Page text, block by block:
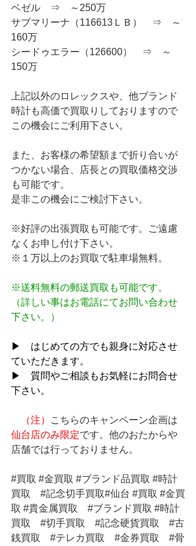
ベゼル　⇒　～250万
サブマリーナ（116613ＬＢ）　⇒　～
160万
シードゥエラー（126600）　⇒　～
150万
上記以外のロレックスや、他ブランド
時計も高価で買取りしておりますので
この機会にご利用下さい。
また、お客様の希望額まで折り合いが
つかない場合、店長との買取価格交渉
も可能です。
是非この機会にご検討下さい。
※好評の出張買取も可能です。ご遠慮
なくお申し付け下さい。
※１万以上のお買取で駐車場無料。
※送料無料の郵送買取も可能です。
（詳しい事はお電話にてお問い合わせ
下さい。）
▶　はじめての方でも親身に対応させ
ていただきます。
▶　質問やご相談もお気軽にお問合せ
下さい。
（注）
こちらのキャンペーン企画は
仙台店のみ限定です。他のおたからや
店舗では行っておりません。
#買取 #金買取 #ブランド品買取 #時計
買取
#記念切手買取#仙台 #買取 #金買
取 #貴金属買取 #ブランド買取 #時計
買取
#切手買取 #記念硬貨買取
#古
銭買取
#テレカ買取 #金券買取
#骨